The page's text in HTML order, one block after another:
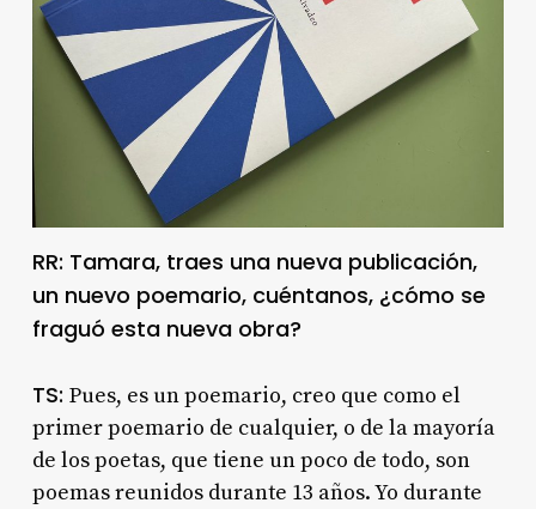
RR: Tamara, traes una nueva publicación,
un nuevo poemario, cuéntanos, ¿cómo se
fraguó esta nueva obra?
TS: Pues, es un poemario, creo que como el
primer poemario de cualquier, o de la mayoría
de los poetas, que tiene un poco de todo, son
poemas reunidos durante 13 años. Yo durante